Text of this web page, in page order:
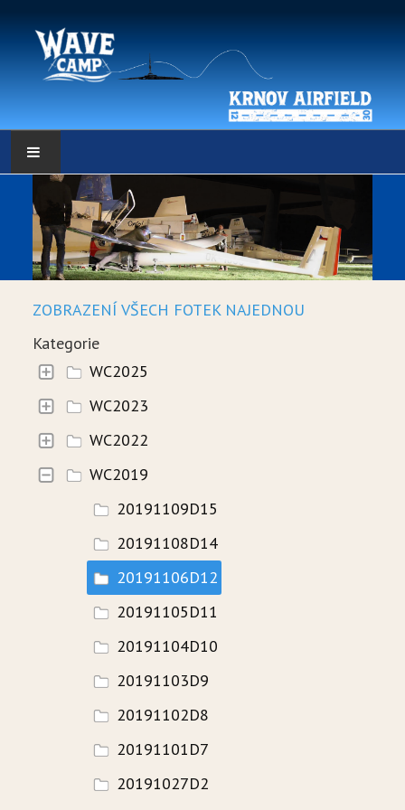
HLAVNÍ STRÁNKA
POČASÍ
POČASÍ - DATA
WEBKAMERY
LOW RES METEO
SELF BRIEFING
HISTORIE
WAVECAMP 2024
WAVECAMP 2022
WAVECAMP 2020+21
WAVECAMP 2017
FOTOGALERIE
ZOBRAZENÍ VŠECH FOTEK NAJEDNOU
Kategorie
WC2025
WC2023
WC2022
WC2019
20191109D15
20191108D14
20191106D12
20191105D11
20191104D10
20191103D9
20191102D8
20191101D7
20191027D2